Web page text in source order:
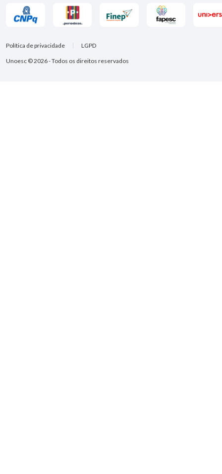
Unoesc © 2026 - Todos os direitos reservados
Política de privacidade LGPD